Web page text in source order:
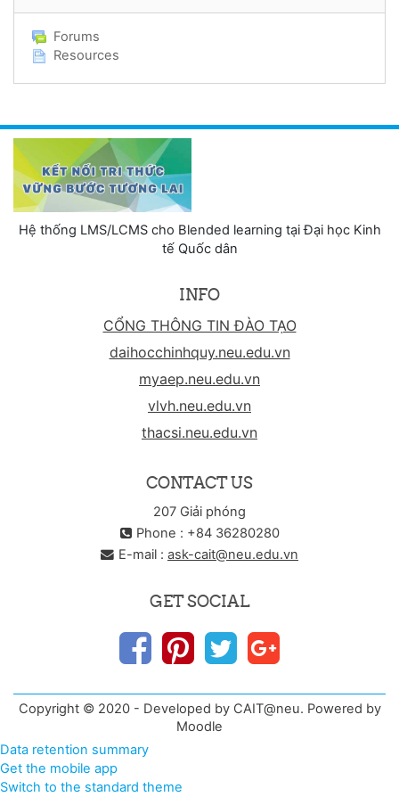
Forums
Resources
Hệ thống LMS/LCMS cho Blended learning tại Đại học Kinh
tế Quốc dân
INFO
CỔNG THÔNG TIN ĐÀO TẠO
daihocchinhquy.neu.edu.vn
myaep.neu.edu.vn
vlvh.neu.edu.vn
thacsi.neu.edu.vn
CONTACT US
207 Giải phóng
Phone : +84 36280280
E-mail : ask-cait@neu.edu.vn
GET SOCIAL
Copyright © 2020 - Developed by CAIT@neu. Powered by
Moodle
Data retention summary
Get the mobile app
Switch to the standard theme